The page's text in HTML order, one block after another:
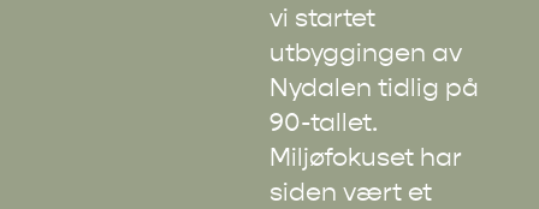
vi startet
utbyggingen av
Nydalen tidlig på
90-tallet.
Miljøfokuset har
siden vært et